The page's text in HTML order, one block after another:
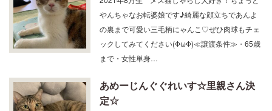
やんちゃなお転婆娘です♪綺麗な顔立ちであんよ
の裏まで可愛い三毛柄にゃんこ♡ぜひ肉球もチェ
ックしてみてください(ΦωΦ)≪譲渡条件≫・65歳
まで・女性単身…
あめーじんぐぐれいす☆里親さん決
定☆